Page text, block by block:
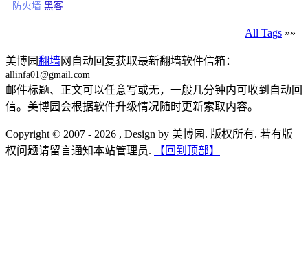
防火墙 黑客
All Tags »»
美博园翻墙网自动回复获取最新翻墙软件信箱：
allinfa01@gmail.com
邮件标题、正文可以任意写或无，一般几分钟内可收到自动回
信。美博园会根据软件升级情况随时更新索取内容。
Copyright © 2007 - 2026 , Design by 美博园. 版权所有. 若有版
权问题请留言通知本站管理员.
【回到顶部】